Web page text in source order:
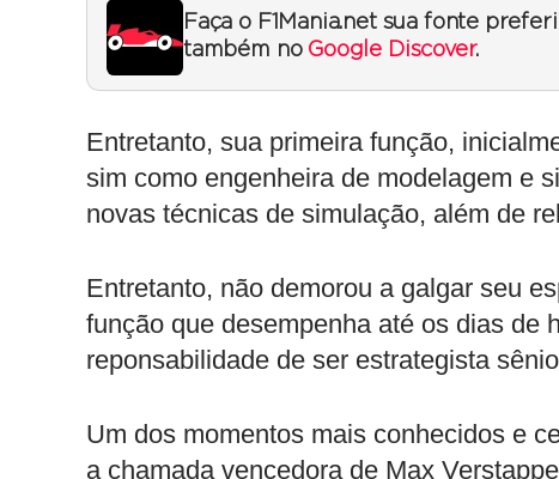
Faça o F1Mania.net sua fonte
também no Google Discover.
Entretanto, sua primeira função,
sim como engenheira de modelagem e
novas técnicas de simulação, além de
Entretanto, não demorou a galgar seu
função que desempenha até os dias de
reponsabilidade de ser estrategista
Um dos momentos mais conhecidos e
a chamada vencedora de Max